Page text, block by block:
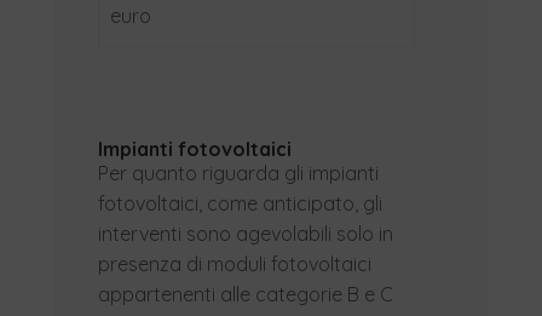
euro
Impianti fotovoltaici
Per quanto riguarda gli impianti
fotovoltaici, come anticipato, gli
interventi sono agevolabili solo in
presenza di moduli fotovoltaici
appartenenti alle categorie B e C